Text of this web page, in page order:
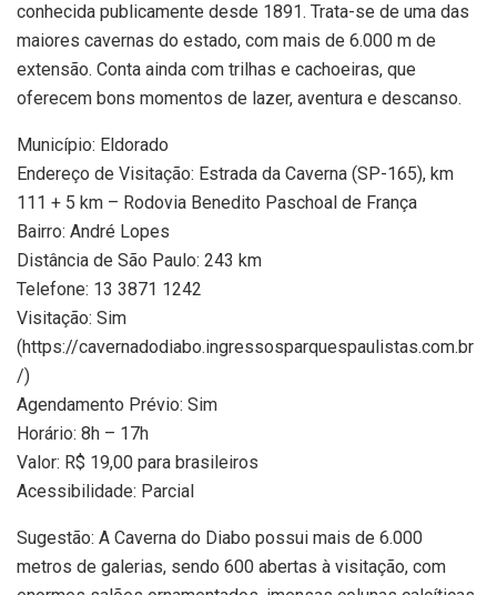
conhecida publicamente desde 1891. Trata-se de uma das
maiores cavernas do estado, com mais de 6.000 m de
extensão. Conta ainda com trilhas e cachoeiras, que
oferecem bons momentos de lazer, aventura e descanso.
Município: Eldorado
Endereço de Visitação: Estrada da Caverna (SP-165), km
111 + 5 km – Rodovia Benedito Paschoal de França
Bairro: André Lopes
Distância de São Paulo: 243 km
Telefone: 13 3871 1242
Visitação: Sim
(https://cavernadodiabo.ingressosparquespaulistas.com.br
/)
Agendamento Prévio: Sim
Horário: 8h – 17h
Valor: R$ 19,00 para brasileiros
Acessibilidade: Parcial
Sugestão: A Caverna do Diabo possui mais de 6.000
metros de galerias, sendo 600 abertas à visitação, com